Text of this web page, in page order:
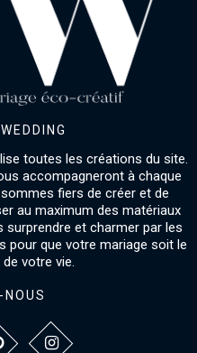
toutes les créations du site.
accompagneront à chaque
fiers de créer et de
au maximum des matériaux
et charmer par les
pour que votre mariage soit le
votre vie.